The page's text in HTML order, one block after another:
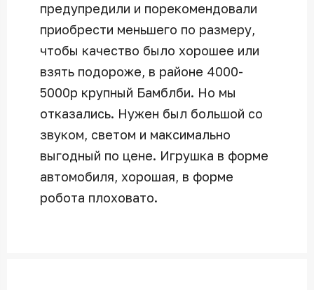
предупредили и порекомендовали
приобрести меньшего по размеру,
чтобы качество было хорошее или
взять подороже, в районе 4000-
5000р крупный Бамблби. Но мы
отказались. Нужен был большой со
звуком, светом и максимально
выгодный по цене. Игрушка в форме
автомобиля, хорошая, в форме
робота плоховато.